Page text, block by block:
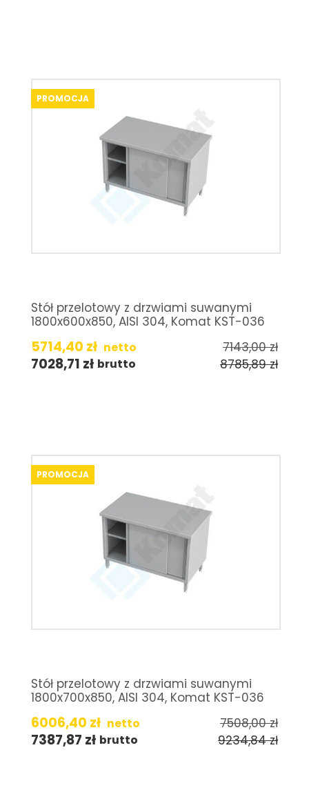
PROMOCJA
Stół przelotowy z drzwiami suwanymi
1800x600x850, AISI 304, Komat KST-036
5714,40 zł netto 7143,00zł
7028,71 zł brutto 8785,89zł
PROMOCJA
Stół przelotowy z drzwiami suwanymi
1800x700x850, AISI 304, Komat KST-036
6006,40 zł netto 7508,00zł
7387,87 zł brutto 9234,84zł